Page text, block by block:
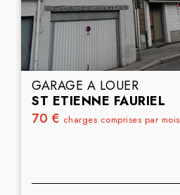
GARAGE A LOUER
ST ETIENNE FAURIEL
70 € charges comprises par mois